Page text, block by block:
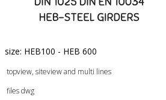
size: HEB100 - HEB 600
topview, siteview and multi lines
files dwg